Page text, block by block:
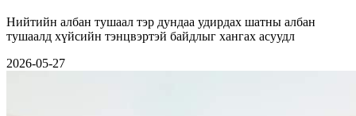
Нийтийн албан тушаал тэр дундаа удирдах шатны албан
тушаалд хүйсийн тэнцвэртэй байдлыг хангах асуудл
2026-05-27